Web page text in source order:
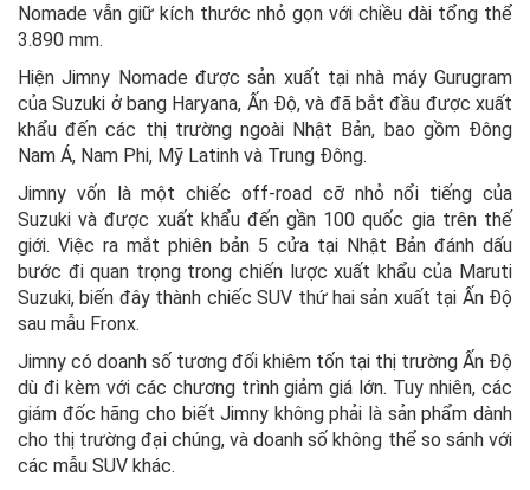
Nomade vẫn giữ kích thước nhỏ gọn với chiều dài tổng thể
3.890 mm.
Hiện Jimny Nomade được sản xuất tại nhà máy Gurugram
của Suzuki ở bang Haryana, Ấn Độ, và đã bắt đầu được xuất
khẩu đến các thị trường ngoài Nhật Bản, bao gồm Đông
Nam Á, Nam Phi, Mỹ Latinh và Trung Đông.
Jimny vốn là một chiếc off-road cỡ nhỏ nổi tiếng của
Suzuki và được xuất khẩu đến gần 100 quốc gia trên thế
giới. Việc ra mắt phiên bản 5 cửa tại Nhật Bản đánh dấu
bước đi quan trọng trong chiến lược xuất khẩu của Maruti
Suzuki, biến đây thành chiếc SUV thứ hai sản xuất tại Ấn Độ
sau mẫu Fronx.
Jimny có doanh số tương đối khiêm tốn tại thị trường Ấn Độ
dù đi kèm với các chương trình giảm giá lớn. Tuy nhiên, các
giám đốc hãng cho biết Jimny không phải là sản phẩm dành
cho thị trường đại chúng, và doanh số không thể so sánh với
các mẫu SUV khác.